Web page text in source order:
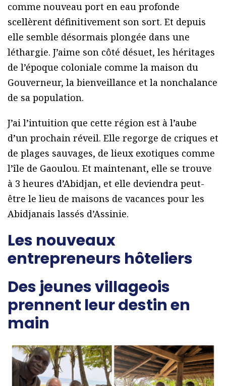
comme nouveau port en eau profonde
scellèrent définitivement son sort. Et depuis
elle semble désormais plongée dans une
léthargie. J’aime son côté désuet, les héritages
de l’époque coloniale comme la maison du
Gouverneur, la bienveillance et la nonchalance
de sa population.
J’ai l’intuition que cette région est à l’aube
d’un prochain réveil. Elle regorge de criques et
de plages sauvages, de lieux exotiques comme
l’île de Gaoulou. Et maintenant, elle se trouve
à 3 heures d’Abidjan, et elle deviendra peut-
être le lieu de maisons de vacances pour les
Abidjanais lassés d’Assinie.
Les nouveaux
entrepreneurs hôteliers
Des jeunes villageois
prennent leur destin en
main